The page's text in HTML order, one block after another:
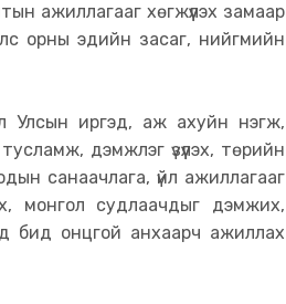
ажиллагааг хөгжүүлэх замаар
орны эдийн засаг, нийгмийн
Улсын иргэд, аж ахуйн нэгж,
дэмжлэг үзүүлэх, төрийн
санаачлага, үйл ажиллагааг
монгол судлаачдыг дэмжих,
бид онцгой анхаарч ажиллах